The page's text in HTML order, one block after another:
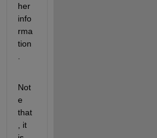
her
info
rma
tion
Not
e
that
, it